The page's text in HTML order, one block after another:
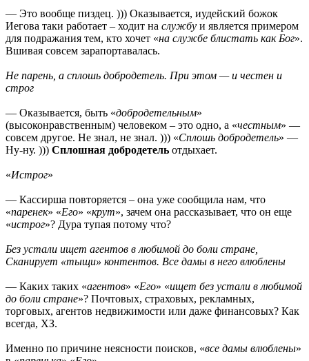
— Это вообще пиздец. ))) Оказывается, иудейский божок
Иегова таки работает – ходит на службу и является примером
для подражания тем, кто хочет «на службе блистать как Бог».
Вшивая совсем зарапортавалась.
Не парень, а сплошь добродетель. При этом — и честен и
строг
— Оказывается, быть «добродетельным»
(высоконравственным) человеком – это одно, а «честным» —
совсем другое. Не знал, не знал. ))) «Сплошь добродетель» —
Ну-ну. ))) Сплошная добродетель отдыхает.
«Истрог»
— Кассирша повторяется – она уже сообщила нам, что
«паренек» «Его» «крут», зачем она рассказывает, что он еще
«истрог»? Дура тупая потому что?
Без устали ищет агентов в любимой до боли стране,
Сканирует «тыщи» контентов. Все дамы в него влюблены
— Каких таких «агентов» «Его» «ищет без устали в любимой
до боли стране»? Почтовых, страховых, рекламных,
торговых, агентов недвижимости или даже финансовых? Как
всегда, ХЗ.
Именно по причине неясности поисков, «все дамы влюблены»